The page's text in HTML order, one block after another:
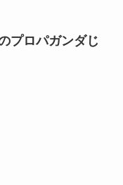
プロパガンダじ